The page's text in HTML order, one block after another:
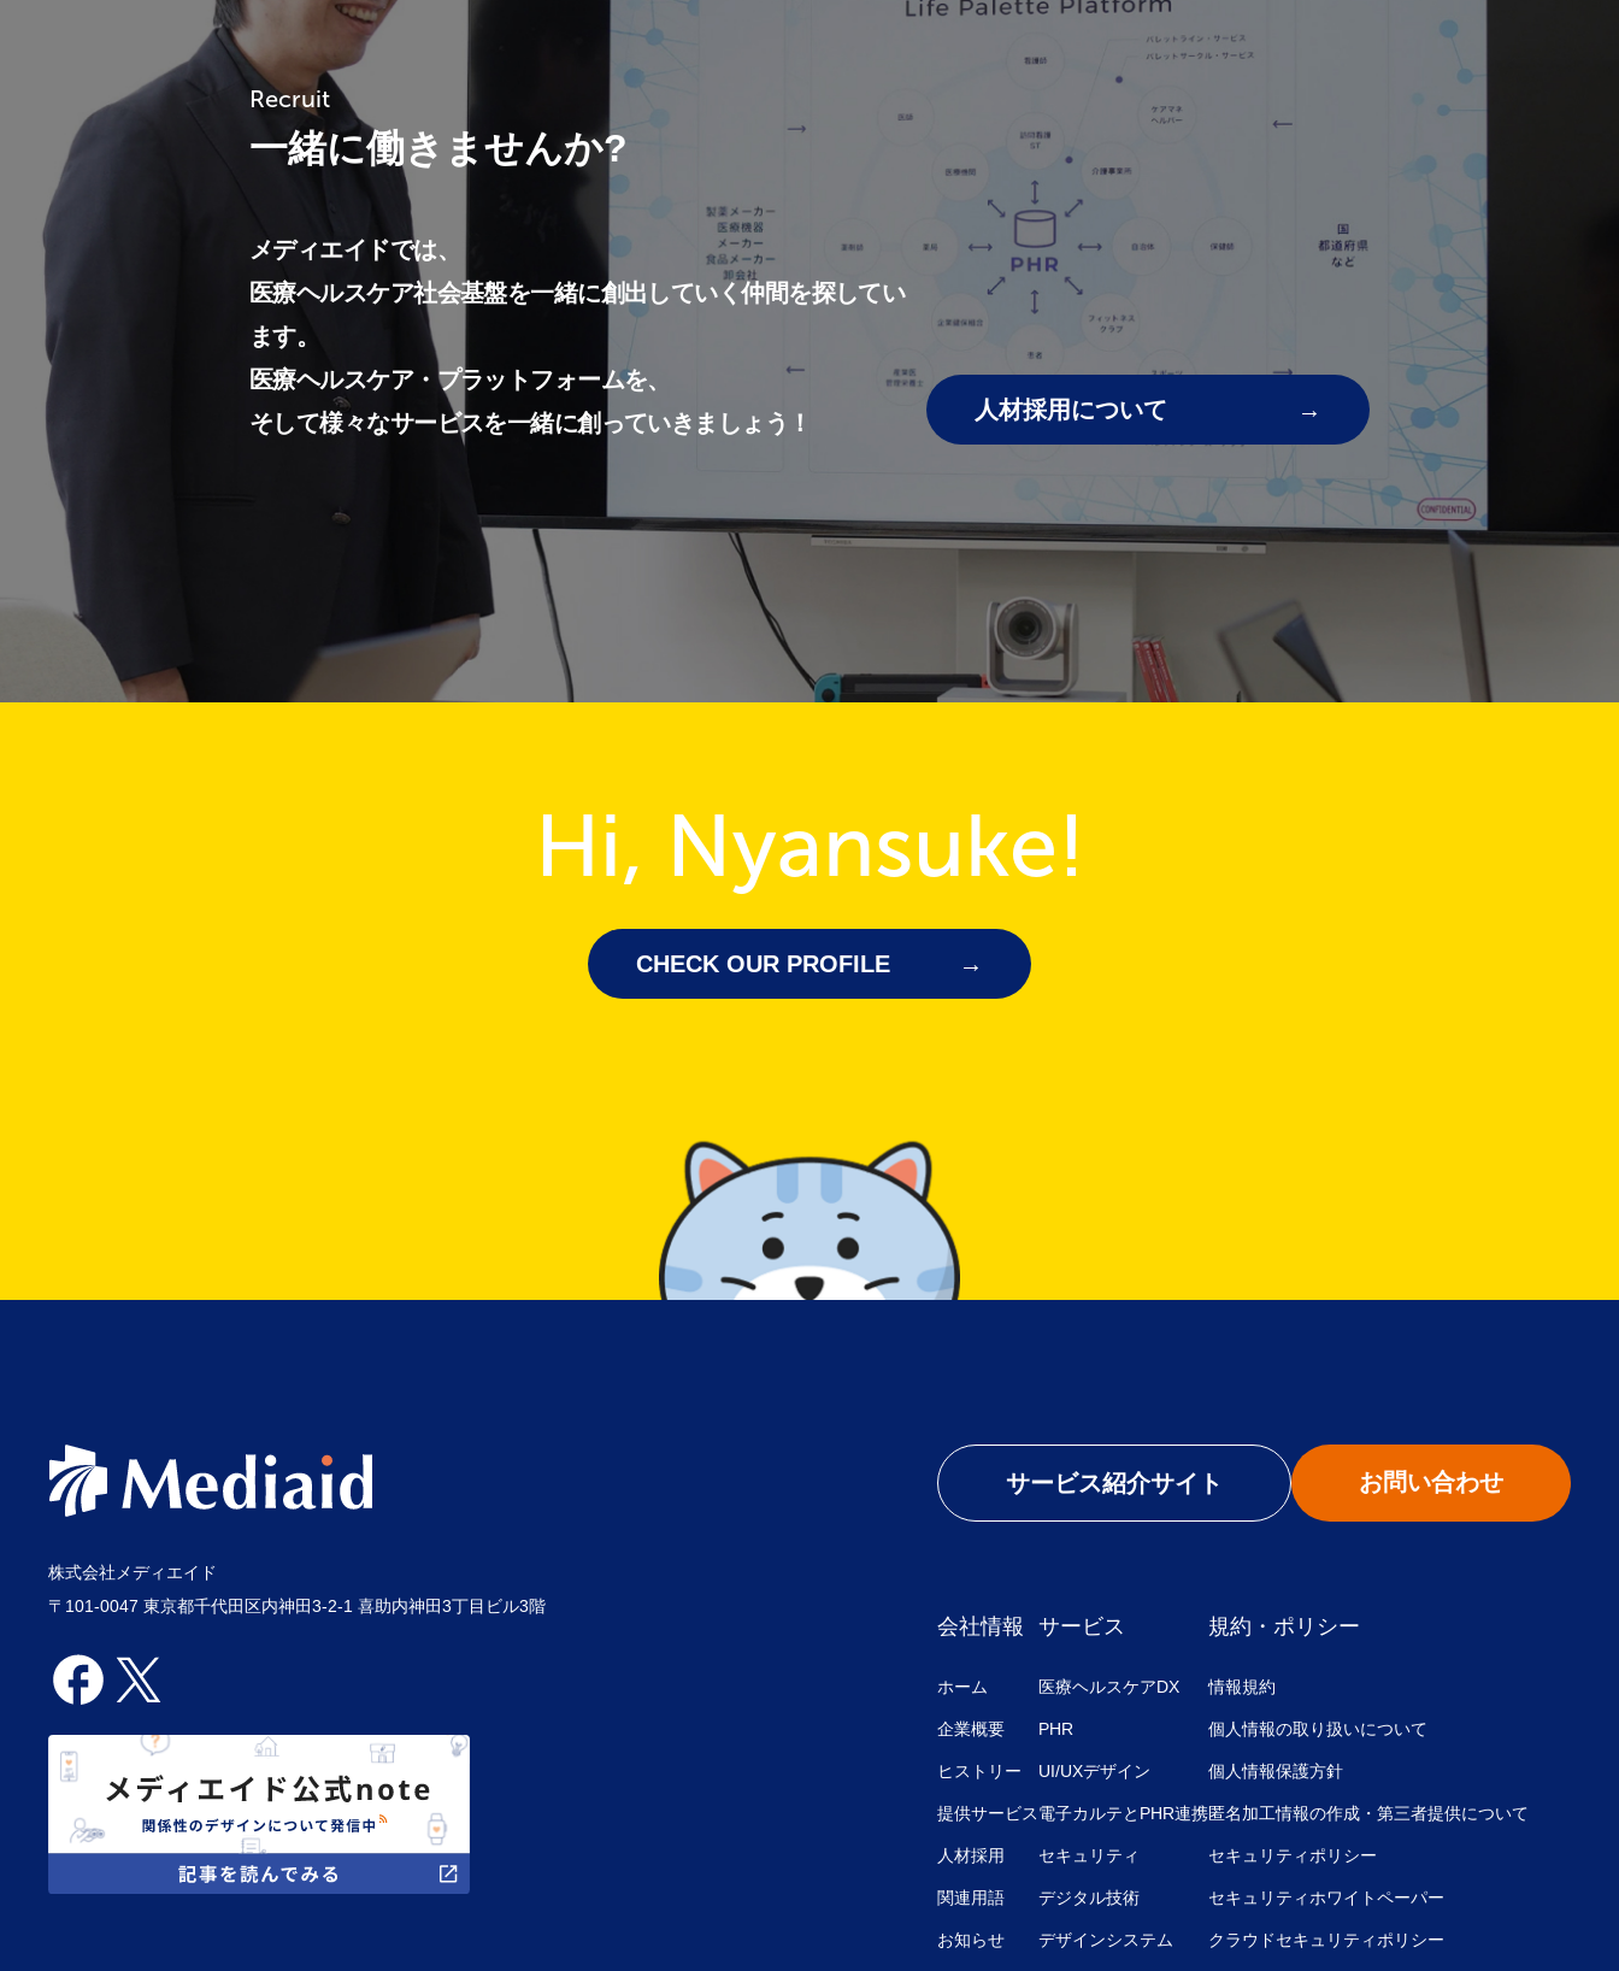
Recruit
一緒に働きませんか?
メディエイドでは、
医療ヘルスケア社会基盤を一緒に創出していく仲間を探してい
ます。
医療ヘルスケア・プラットフォームを、
そして様々なサービスを一緒に創っていきましょう！
人材採用について
Hi, Nyansuke!
CHECK OUR PROFILE
株式会社メディエイド
〒101-0047 東京都千代田区内神田3-2-1 喜助内神田3丁目ビル3階
サービス紹介サイト お問い合わせ
会社情報
ホーム
企業概要
ヒストリー
提供サービス
人材採用
関連用語
お知らせ
サービス
医療ヘルスケアDX
PHR
UI/UXデザイン
電子カルテとPHR連携
セキュリティ
デジタル技術
デザインシステム
規約・ポリシー
情報規約
個人情報の取り扱いについて
個人情報保護方針
匿名加工情報の作成・第三者提供について
セキュリティポリシー
セキュリティホワイトペーパー
クラウドセキュリティポリシー